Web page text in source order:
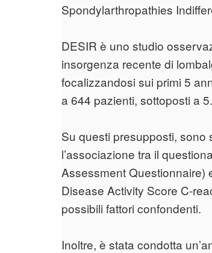
Spondylarthropathies
DESIR è uno studio
insorgenza recente di
focalizzandosi sui primi 5
a 644 pazienti, sottoposti a
Su questi presupposti, sono
l’associazione tra il
Assessment Questionnaire)
Disease Activity Score
possibili fattori confondenti.
Inoltre, è stata condotta